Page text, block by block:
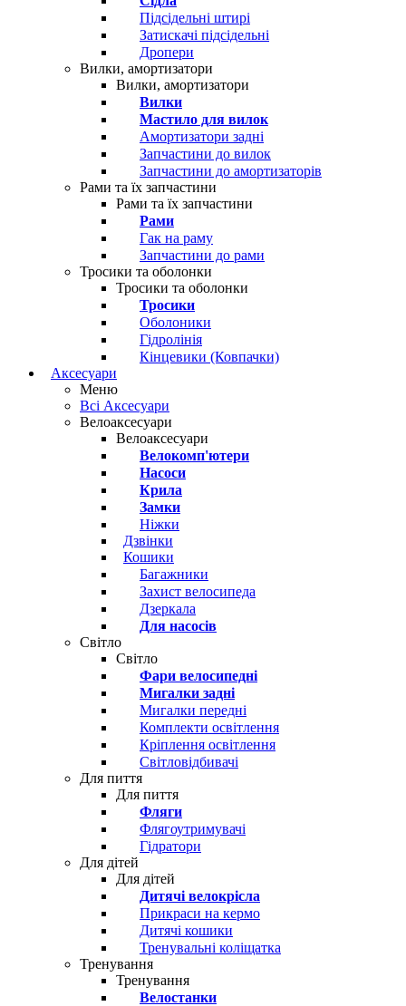
Підсідельні штирі
Затискачі підсідельні
Дропери
Вилки, амортизатори
Вилки, амортизатори
Вилки
Мастило для вилок
Амортизатори задні
Запчастини до вилок
Запчастини до амортизаторів
Рами та їх запчастини
Рами та їх запчастини
Рами
Гак на раму
Запчастини до рами
Тросики та оболонки
Тросики та оболонки
Тросики
Оболоники
Гідролінія
Кінцевики (Ковпачки)
Аксесуари
Меню
Всі Аксесуари
Велоаксесуари
Велоаксесуари
Велокомп'ютери
Насоси
Крила
Замки
Ніжки
Дзвінки
Кошики
Багажники
Захист велосипеда
Дзеркала
Для насосів
Світло
Світло
Фари велосипедні
Мигалки задні
Мигалки передні
Комплекти освітлення
Кріплення освітлення
Світловідбивачі
Для пиття
Для пиття
Фляги
Флягоутримувачі
Гідратори
Для дітей
Для дітей
Дитячі велокрісла
Прикраси на кермо
Дитячі кошики
Тренувальні коліщатка
Тренування
Тренування
Велостанки